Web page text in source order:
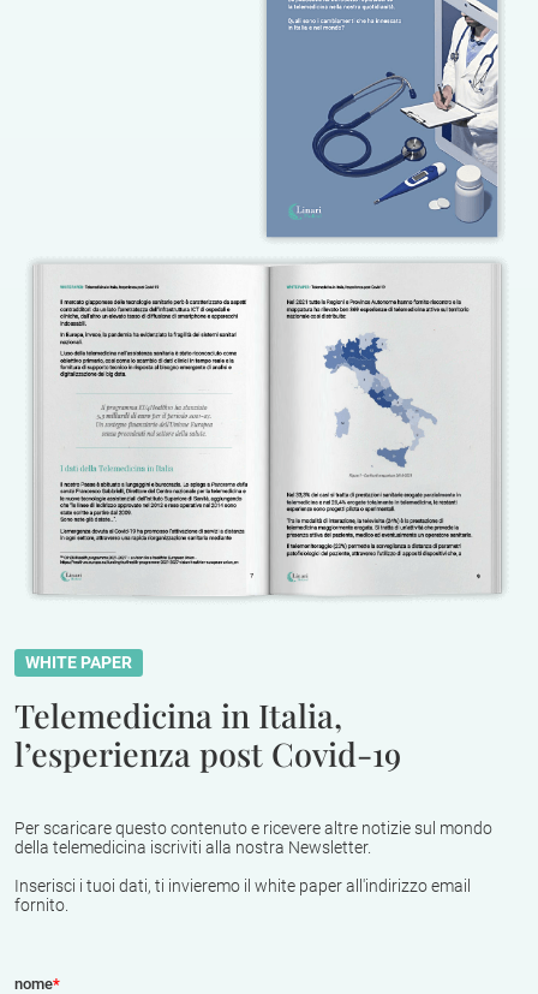
WHITE PAPER
Telemedicina in Italia,
l’esperienza post Covid-19